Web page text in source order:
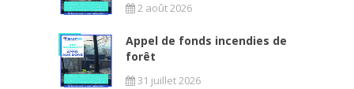
2 août 2026
Appel de fonds incendies de
forêt
31 juillet 2026